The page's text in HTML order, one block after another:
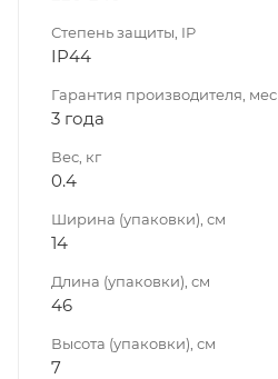
Степень защиты, IP
IP44
Гарантия производителя, мес
3 года
Вес, кг
0.4
Ширина (упаковки), см
14
Длина (упаковки), см
46
Высота (упаковки), см
7